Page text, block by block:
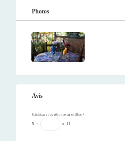
Photos
Avis
Saisissez votre réponse en chiffres *
5 + = 11